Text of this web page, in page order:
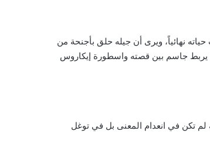
نهائياً، ويرى أن جيله حلق بأجنحة من
يربط جاسم بين قصته واسطورة إيكاروس
تكن في انعدام المعنى بل في توغل